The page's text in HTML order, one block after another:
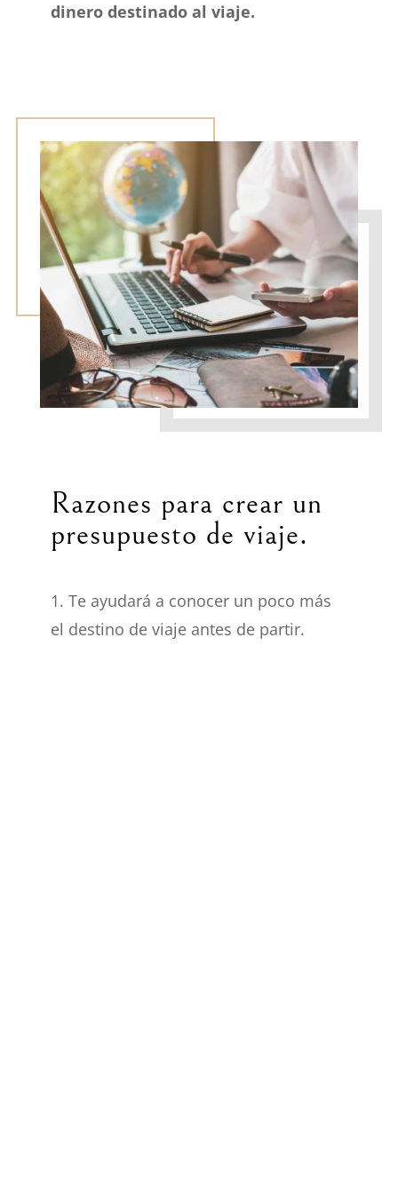
dinero destinado al viaje.
Razones para crear un
presupuesto de viaje.
1. Te ayudará a conocer un poco más
el destino de viaje antes de partir.